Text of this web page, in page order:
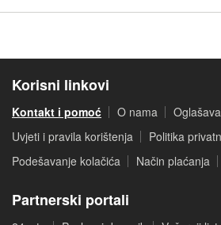
Korisni linkovi
Kontakt i pomoć O nama
Uvjeti i pravila korištenja
Politika
Podešavanje kolačića
Način plaćanja
Partnerski portali